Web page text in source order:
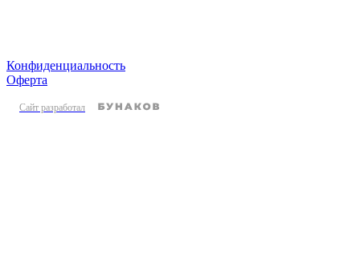
Конфиденциальность
Оферта
Сайт разработал